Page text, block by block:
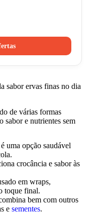
sabor ervas finas no dia
de várias formas
sabor e nutrientes sem
uma opção saudável
crocância e sabor às
em wraps,
toque final.
bem com outros
esementes.